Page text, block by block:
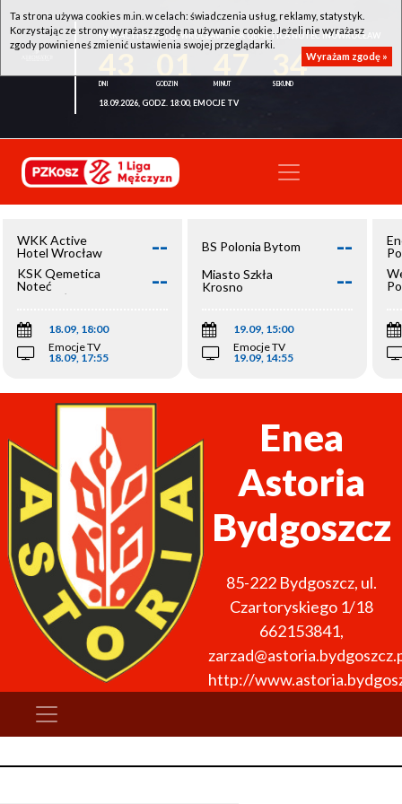
WKK ACTIVE HOTEL WROCŁAW - KSK QEMETICA NOTEĆ INOWROCŁAW
34
18.09.2026, GODZ. 18:00, EMOCJE TV
WKK Active
Hotel Wrocław
--
KSK Qemetica
Noteć
Inowrocław
--
18.09, 18:00
Emocje TV
18.09, 17:55
BS Polonia Bytom --
Miasto Szkła
Krosno
--
19.09, 15:00
Emocje TV
19.09, 14:55
Enea
Astoria
Bydgoszcz
85-222 Bydgoszcz, ul.
Czartoryskiego 1/18
662153841,
http://
Ta strona używa cookies m.in. w celach: świadczenia usług, reklamy, statystyk.
Korzystając ze strony wyrażasz zgodę na używanie cookie. Jeżeli nie wyrażasz
zgody powinieneś zmienić ustawienia swojej przeglądarki.
Wyrażam zgodę »